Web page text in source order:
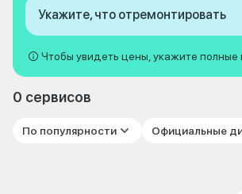
Укажите, что отремонтировать
Чтобы увидеть цены, укажите полные
0 сервисов
По популярности Официальные